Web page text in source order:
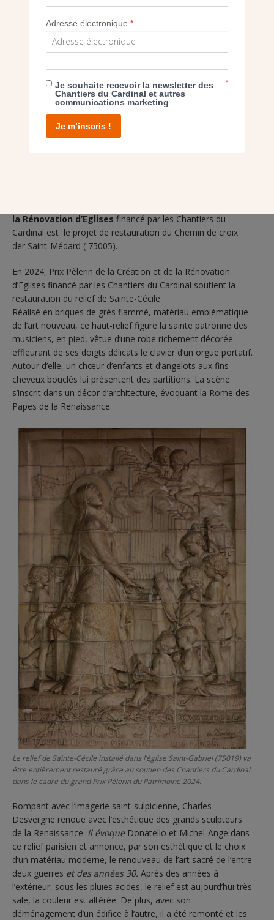
Sainte-Bathilde à Chelles (Seine-et-Marne).
En 2019, Les Chantiers du Cardinal ont participé au
Grand Prix Pélèrin du Patrimoine
Paul-de-la-Vallée-aux-Renards(Fresnes / L’Haÿ-les-Roses).
la Rénovation d’Eglises financé par les Chantiers du
Cardinal est le projet de restauration du Chemin de croix
der Saint-Médard ( 75005).
En 2024, Prix Pèlerin de la Création et de la Rénovation
d’Eglises financé par les Chantiers du Cardinal soutient la
restauration du relief de Sainte-Cécile.
Réalisé en briques de grès flammé, matériau emblématique
de l’art nouveau, ce haut-relief figure la sainte patronne des
musiciens, en pied, vêtue d’une robe richement décorée
effleurant de ses doigts délicats le clavier d’un orgue portatif.
Autour d’elle, un chœur d’enfants et d’angelots aux fins
cheveux bouclés lui présentent des partitions. La scène
s’inscrit dans un décor d’architecture, évoquant la Rome des
Papes de la Renaissance.
Le relief de Sainte-Cécile installé dans l’église Saint-Gabriel (75019) va
être entièrement restauré grâce au soutien des Chantiers du Cardinal
dans le cadre du grand Prix Pélerin du Patrimoine 2024.
Rompant avec l’imagerie saint-sulpicienne, Charles
Desvergne renoue avec l’esthétique des grands sculpteurs
de la Renaissance. Il évoque Donatello et Michel-Ange dans
ce relief parisien et annonce, par son esthétique et le choix
d’un matériau moderne, le renouveau de l’art sacré de l’entre
deux guerres et des années 30. Après des années à
l’extérieur, sous les pluies acides, le relief est aujourd’hui très
sale, la couleur est altérée. De plus, avec son
déménagement d’un édifice à l’autre, il a été remonté et les
Adresse électronique*
Je souhaite recevoir la newsletter des
Chantiers du Cardinal et autres
communications marketing
*
Je m’inscris !